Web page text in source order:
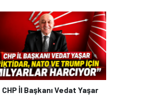
CHP İl Başkanı Vedat Yaşar